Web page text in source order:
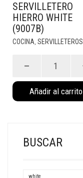
SERVILLETERO
HIERRO WHITE
(9007B)
COCINA, SERVILLETEROS
Hierro
(9007B)
cantidadAñadir al carrito
BUSCAR